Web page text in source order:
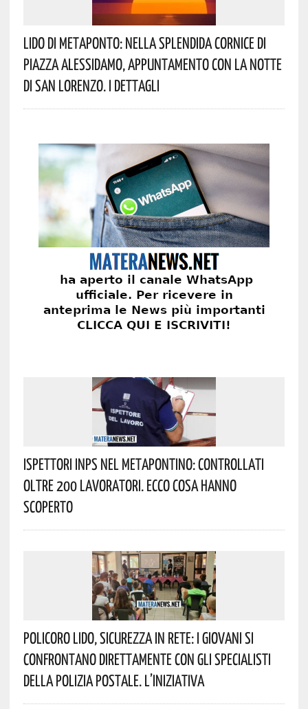
Lido Di Metaponto: Nella Splendida Cornice Di
Piazza Alessidamo, Appuntamento Con La Notte
Di San Lorenzo. I Dettagli
Ispettori INPS Nel Metapontino: Controllati
Oltre 200 Lavoratori. Ecco Cosa Hanno
Scoperto
Policoro Lido, Sicurezza In Rete: I Giovani Si
Confrontano Direttamente Con Gli Specialisti
Della Polizia Postale. L’iniziativa